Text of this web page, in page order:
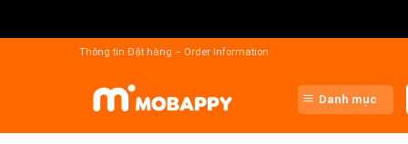
Thông tin Đặt hàng – Order Information
Danh mục